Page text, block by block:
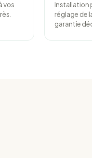
vos
Installation
réglage de
garantie